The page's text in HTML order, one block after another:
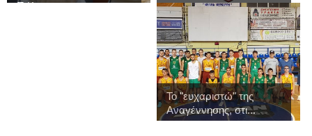
Π.Κ...
Το "ευχαριστώ" της
Αναγέννησης, στι...